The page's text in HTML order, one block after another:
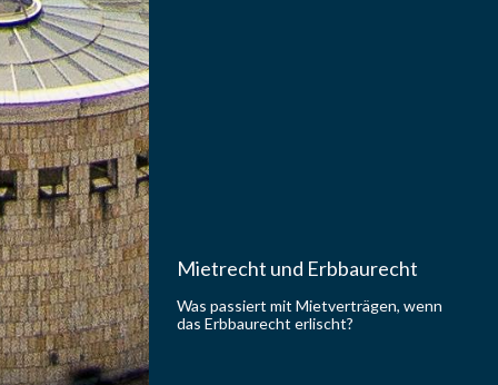
Mietrecht und Erbbaurecht
Was passiert mit Mietverträgen, wenn
das Erbbaurecht erlischt?